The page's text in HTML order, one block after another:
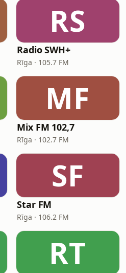
RS
Radio SWH+
Rīga · 105.7 FM
MF
Mix FM 102,7
Rīga · 102.7 FM
SF
Star FM
Rīga · 106.2 FM
RT